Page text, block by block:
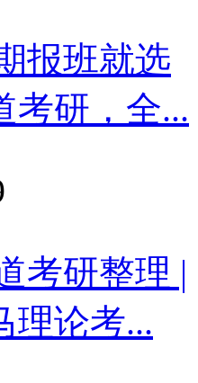
报班就选
考研，全...
考研整理 |
理论考...